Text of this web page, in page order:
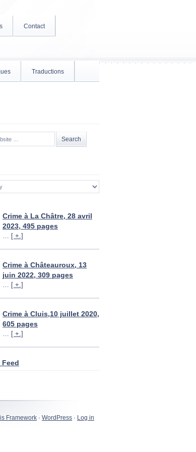
Contact
Traductions
Crime à La Châtre, 28 avril
2023, 495 pages
… [ +.]
Crime à Châteauroux, 13
juin 2022, 309 pages
… [ +.]
Crime à Cluis,10 juillet 2020,
605 pages
… [ +.]
Framework · WordPress · Log in